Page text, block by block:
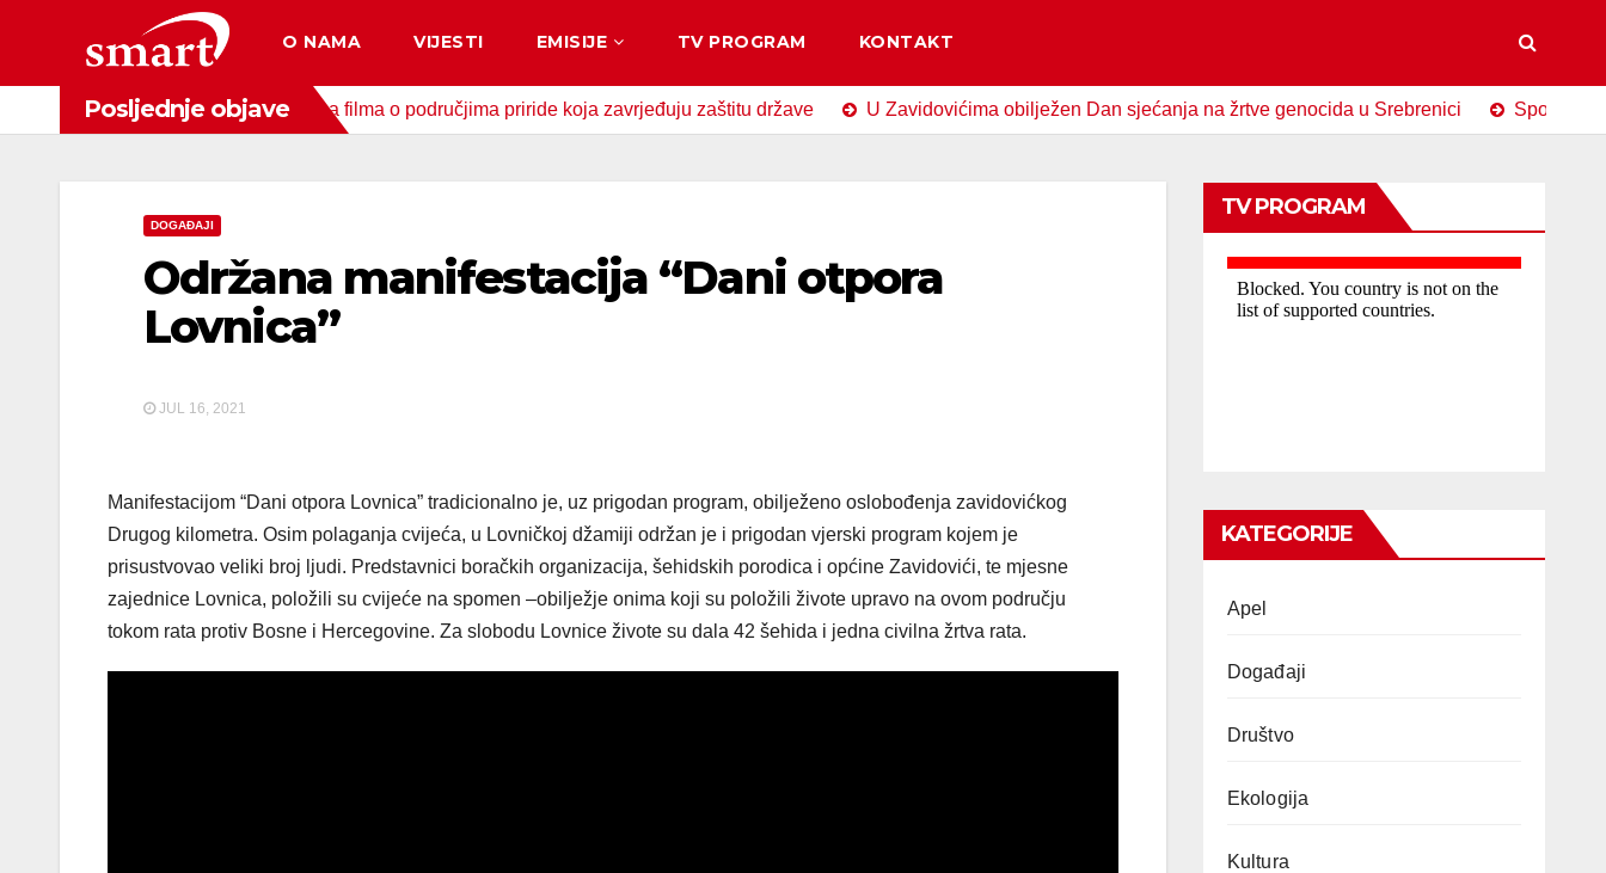
content
O NAMA VIJESTI EMISIJE TV PROGRAM KONTAKT
Posljednje objave
snimljena 4 dokumentarna filma o područjima priride koja zavrjeđuju zaštitu države U Zavidovićima obilježen Dan sjećanja na žrtve genocida u Srebrenici Spomen-obilježje
DOGAĐAJI
Održana manifestacija “Dani otpora
Lovnica”
JUL 16, 2021
Manifestacijom “Dani otpora Lovnica” tradicionalno je, uz prigodan program, obilježeno oslobođenja zavidovićkog
Drugog kilometra. Osim polaganja cvijeća, u Lovničkoj džamiji održan je i prigodan vjerski program kojem je
prisustvovao veliki broj ljudi. Predstavnici boračkih organizacija, šehidskih porodica i općine Zavidovići, te mjesne
zajednice Lovnica, položili su cvijeće na spomen –obilježje onima koji su položili živote upravo na ovom području
tokom rata protiv Bosne i Hercegovine. Za slobodu Lovnice živote su dala 42 šehida i jedna civilna žrtva rata.
TV PROGRAM
KATEGORIJE
Apel
Događaji
Društvo
Ekologija
Kultura